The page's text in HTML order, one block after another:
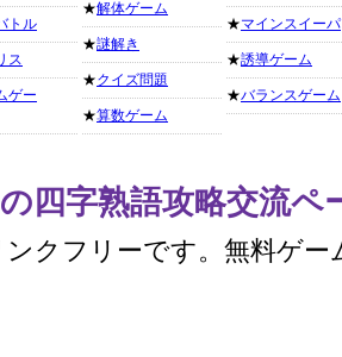
トル
ス
ゲー
★解体ゲーム
★謎解き
★クイズ問題
★算数ゲーム
★マインスイーパ
★誘導ゲーム
★バランスゲーム
四字熟語攻略交流ペ
クフリーです。無料ゲー